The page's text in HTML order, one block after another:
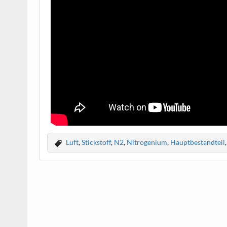
Luft,Stickstoff, N2, Nitrogenium, Hauptbestandteil